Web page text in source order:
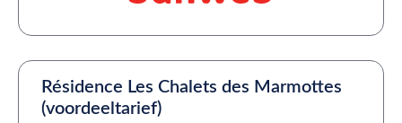
Résidence Les Chalets des Marmottes
(voordeeltarief)